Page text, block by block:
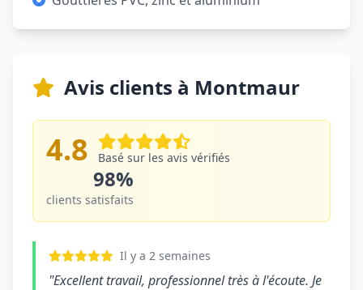
Avis clients à Montmaur
4.8 Basé sur les avis vérifiés
98%
clients satisfaits
Il y a 2 semaines
"Excellent travail, professionnel très à l'écoute. Je